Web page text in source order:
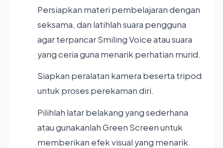
Persiapkan materi pembelajaran dengan
seksama, dan latihlah suara pengguna
agar terpancar Smiling Voice atau suara
yang ceria guna menarik perhatian murid.
Siapkan peralatan kamera beserta tripod
untuk proses perekaman diri.
Pilihlah latar belakang yang sederhana
atau gunakanlah Green Screen untuk
memberikan efek visual yang menarik.